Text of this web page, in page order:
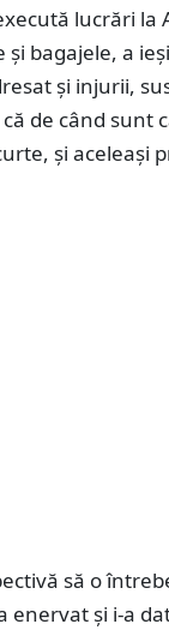
lucrări
bagajele, a
şi injurii,
de când sunt
şi aceleaşi
să o
enervat și i-a